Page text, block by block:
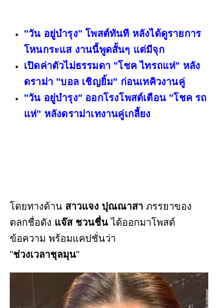
"วัน อยู่บำรุง" โพสต์ทันที หลังได้ดูรายการ
โหนกระแส งานนี้พูดสั้นๆ แต่มีจุก
เปิดค่าตัวไม่ธรรมดา "โชค ไทรถแห่" หลัง
ดราม่า "บอล เชิญยิ้ม" ก่อนเทคิวงานคู่
"วัน อยู่บำรุง" ออกโรงโพสต์เตือน "โชค รถ
แห่" หลังดราม่าเทงานคู่เกลี้ยง
โดยทางด้าน สาวแจง ปุณณาสา ภรรยาของ
ตลกชื่อดัง แจ๊ส ชวนชื่น ได้ออกมาโพสต์
ข้อความ พร้อมแคปชั่นว่า
"ช่วงเวลาชุลมุน"